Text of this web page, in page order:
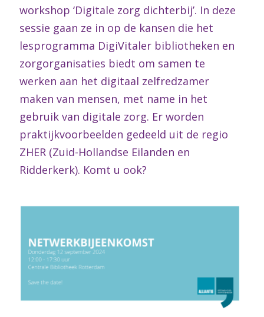
workshop ‘Digitale zorg dichterbij’. In deze
sessie gaan ze in op de kansen die het
lesprogramma DigiVitaler bibliotheken en
zorgorganisaties biedt om samen te
werken aan het digitaal zelfredzamer
maken van mensen, met name in het
gebruik van digitale zorg. Er worden
praktijkvoorbeelden gedeeld uit de regio
ZHER (Zuid-Hollandse Eilanden en
Ridderkerk). Komt u ook?